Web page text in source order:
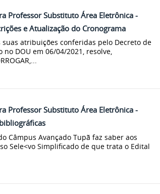
Professor Substituto Área Eletrônica -
e Atualização do Cronograma
suas atribuições conferidas pelo Decreto de
DOU em 06/04/2021, resolve,
Professor Substituto Área Eletrônica -
Câmpus Avançado Tupã faz saber aos
Sele<vo Simplificado de que trata o Edital